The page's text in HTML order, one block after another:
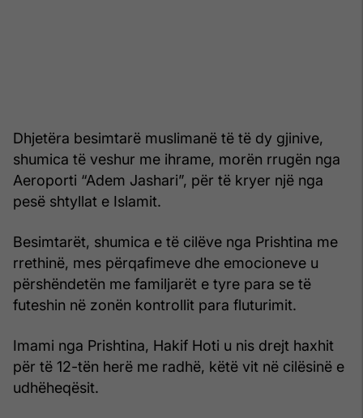
Dhjetëra besimtarë muslimanë të të dy gjinive,
shumica të veshur me ihrame, morën rrugën nga
Aeroporti “Adem Jashari”, për të kryer një nga
pesë shtyllat e Islamit.
Besimtarët, shumica e të cilëve nga Prishtina me
rrethinë, mes përqafimeve dhe emocioneve u
përshëndetën me familjarët e tyre para se të
futeshin në zonën kontrollit para fluturimit.
Imami nga Prishtina, Hakif Hoti u nis drejt haxhit
për të 12-tën herë me radhë, këtë vit në cilësinë e
udhëheqësit.